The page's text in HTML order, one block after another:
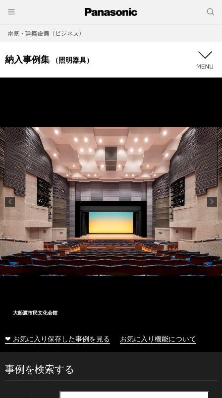
電気・建築設備（ビジネス）
納入事例集 （照明器具）
大船渡市民文化会館
❤ お気に入り保存した事例を見る お気に入り機能について
事例を検索する